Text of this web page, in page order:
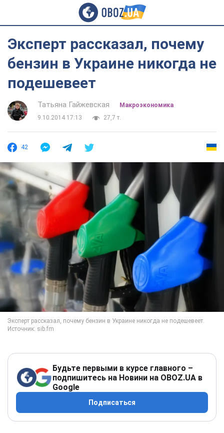
Эксперт рассказал, почему
бензин в Украине никогда не
подешевеет
Татьяна Гайжевская
Mакроэкономика
9.10.2014 17:13
27,7 т.
42
Будьте первыми в курсе главного –
подпишитесь на Новини на OBOZ.UA в
Google
Подписаться